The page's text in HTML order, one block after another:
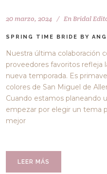
20 marzo, 2024 En Bridal
SPRING TIME BRIDE BY
Nuestra última colaboración
proveedores favoritos refleja
nueva temporada. Es
colores de San Miguel de
Cuando estamos planeando
empezar por elegir un tema
mejor
LEER MÁS